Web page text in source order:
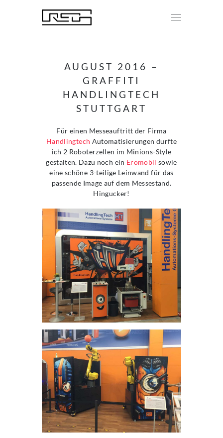
AUGUST 2016 –
GRAFFITI
HANDLINGTECH
STUTTGART
Für einen Messeauftritt der Firma
Handlingtech Automatisierungen durfte
ich 2 Roboterzellen im Minions-Style
gestalten. Dazu noch ein Eromobilsowie
eine schöne 3-teilige Leinwand für das
passende Image auf dem Messestand.
Hingucker!